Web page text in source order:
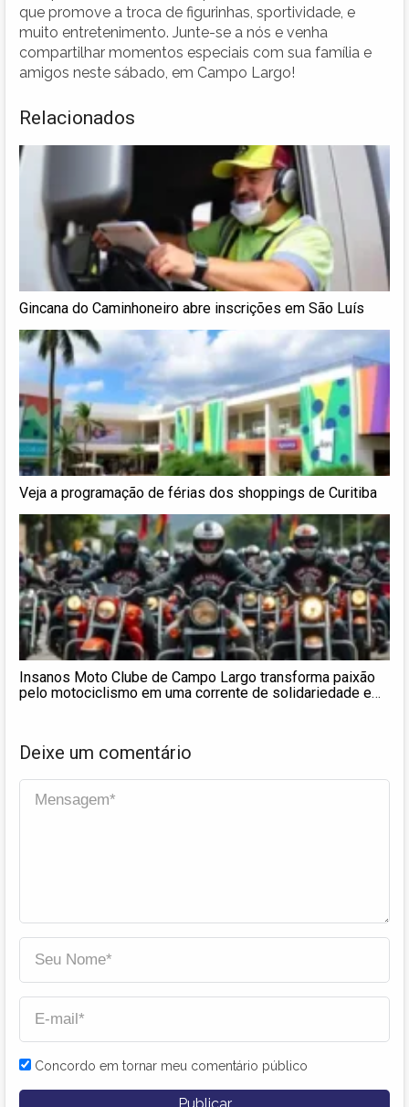
que promove a troca de figurinhas, sportividade, e
muito entretenimento. Junte-se a nós e venha
compartilhar momentos especiais com sua família e
amigos neste sábado, em Campo Largo!
Relacionados
Gincana do Caminhoneiro abre inscrições em São Luís
Veja a programação de férias dos shoppings de Curitiba
Insanos Moto Clube de Campo Largo transforma paixão
pelo motociclismo em uma corrente de solidariedade e
Deixe um comentário
Concordo em tornar meu comentário público